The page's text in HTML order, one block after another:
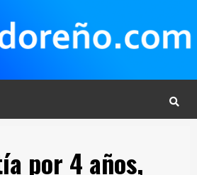
por 4 años,